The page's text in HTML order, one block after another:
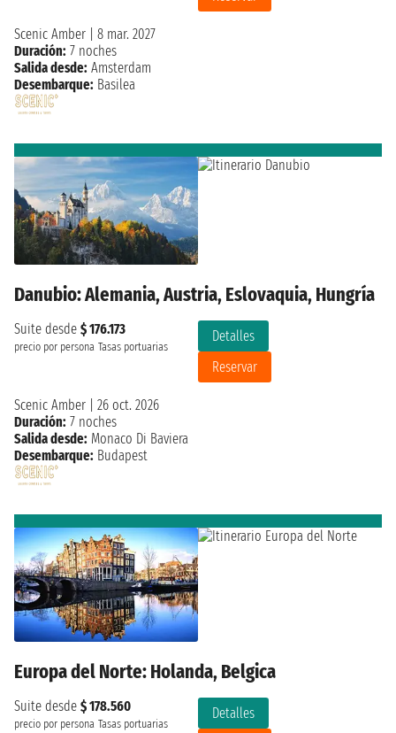
Scenic Amber
8 mar. 2027
Duración: 7 noches
Salida desde: Amsterdam
Desembarque: Basilea
Danubio: Alemania, Austria, Eslovaquia, Hungría
Suite desde $ 176.173
precio por persona Tasas portuarias
Detalles
Reservar
Scenic Amber
26 oct. 2026
Duración: 7 noches
Salida desde: Monaco Di Baviera
Desembarque: Budapest
Europa del Norte: Holanda, Belgica
Suite desde $ 178.560
precio por persona Tasas portuarias
Detalles